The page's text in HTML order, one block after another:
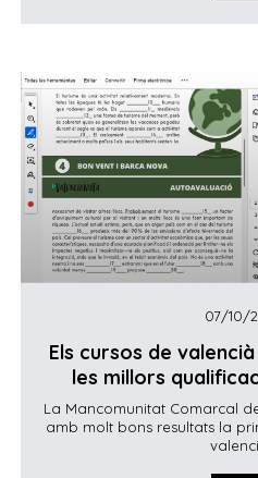
07/10/
Els cursos de
les millors
La Mancomunitat Comarcal
amb molt bons resultats la